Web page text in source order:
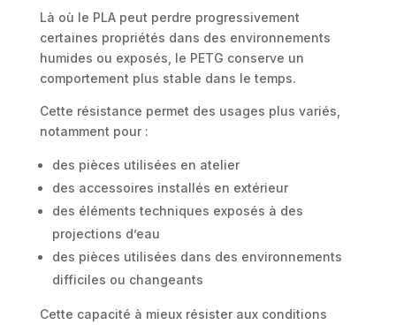
Là où le PLA peut perdre progressivement
certaines propriétés dans des environnements
humides ou exposés, le PETG conserve un
comportement plus stable dans le temps.
Cette résistance permet des usages plus variés,
notamment pour :
des pièces utilisées en atelier
des accessoires installés en extérieur
des éléments techniques exposés à des
projections d’eau
des pièces utilisées dans des environnements
difficiles ou changeants
Cette capacité à mieux résister aux conditions